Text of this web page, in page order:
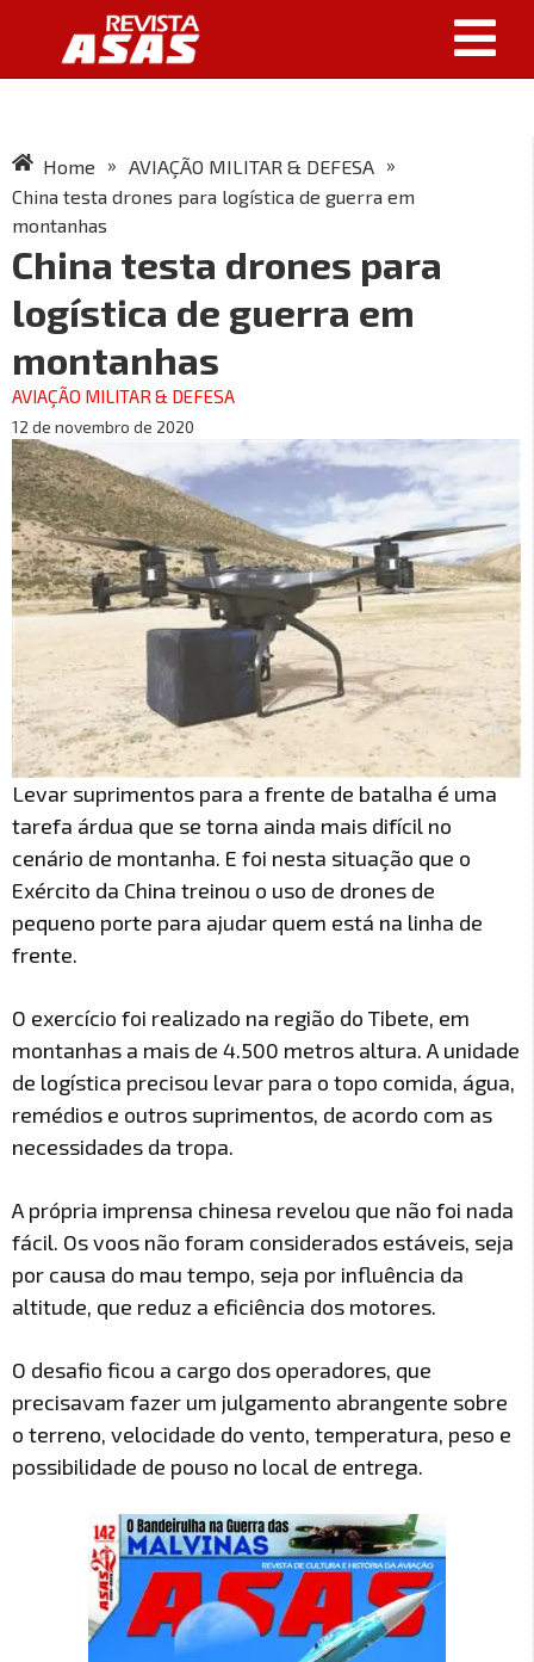
Home » AVIAÇÃO MILITAR & DEFESA »
China testa drones para logística de guerra em
montanhas
China testa drones para
logística de guerra em
montanhas
AVIAÇÃO MILITAR & DEFESA
12 de novembro de 2020
Levar suprimentos para a frente de batalha é uma
tarefa árdua que se torna ainda mais difícil no
cenário de montanha. E foi nesta situação que o
Exército da China treinou o uso de drones de
pequeno porte para ajudar quem está na linha de
frente.
O exercício foi realizado na região do Tibete, em
montanhas a mais de 4.500 metros altura. A unidade
de logística precisou levar para o topo comida, água,
remédios e outros suprimentos, de acordo com as
necessidades da tropa.
A própria imprensa chinesa revelou que não foi nada
fácil. Os voos não foram considerados estáveis, seja
por causa do mau tempo, seja por influência da
altitude, que reduz a eficiência dos motores.
O desafio ficou a cargo dos operadores, que
precisavam fazer um julgamento abrangente sobre
o terreno, velocidade do vento, temperatura, peso e
possibilidade de pouso no local de entrega.